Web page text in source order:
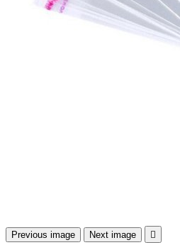
Previous image Next image 